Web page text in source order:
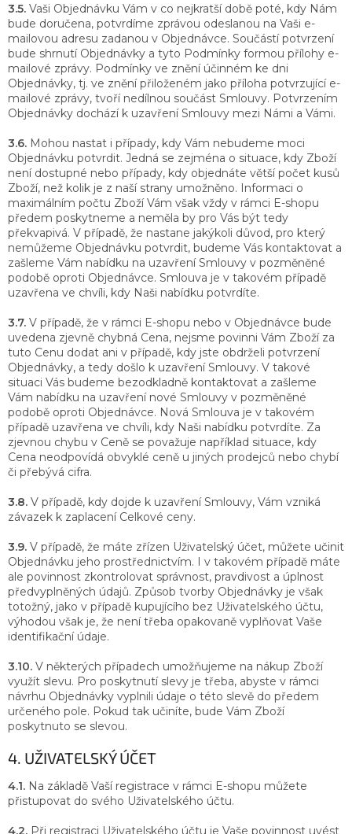
3.5. Vaši Objednávku Vám v co nejkratší době poté, kdy Nám
bude doručena, potvrdíme zprávou odeslanou na Vaši e-
mailovou adresu zadanou v Objednávce. Součástí potvrzení
bude shrnutí Objednávky a tyto Podmínky formou přílohy e-
mailové zprávy. Podmínky ve znění účinném ke dni
Objednávky, tj. ve znění přiloženém jako příloha potvrzující e-
mailové zprávy, tvoří nedílnou součást Smlouvy. Potvrzením
Objednávky dochází k uzavření Smlouvy mezi Námi a Vámi.
3.6. Mohou nastat i případy, kdy Vám nebudeme moci
Objednávku potvrdit. Jedná se zejména o situace, kdy Zboží
není dostupné nebo případy, kdy objednáte větší počet kusů
Zboží, než kolik je z naší strany umožněno. Informaci o
maximálním počtu Zboží Vám však vždy v rámci E-shopu
předem poskytneme a neměla by pro Vás být tedy
překvapivá. V případě, že nastane jakýkoli důvod, pro který
nemůžeme Objednávku potvrdit, budeme Vás kontaktovat a
zašleme Vám nabídku na uzavření Smlouvy v pozměněné
podobě oproti Objednávce. Smlouva je v takovém případě
uzavřena ve chvíli, kdy Naši nabídku potvrdíte.
3.7. V případě, že v rámci E-shopu nebo v Objednávce bude
uvedena zjevně chybná Cena, nejsme povinni Vám Zboží za
tuto Cenu dodat ani v případě, kdy jste obdrželi potvrzení
Objednávky, a tedy došlo k uzavření Smlouvy. V takové
situaci Vás budeme bezodkladně kontaktovat a zašleme
Vám nabídku na uzavření nové Smlouvy v pozměněné
podobě oproti Objednávce. Nová Smlouva je v takovém
případě uzavřena ve chvíli, kdy Naši nabídku potvrdíte. Za
zjevnou chybu v Ceně se považuje například situace, kdy
Cena neodpovídá obvyklé ceně u jiných prodejců nebo chybí
či přebývá cifra.
3.8. V případě, kdy dojde k uzavření Smlouvy, Vám vzniká
závazek k zaplacení Celkové ceny.
3.9. V případě, že máte zřízen Uživatelský účet, můžete učinit
Objednávku jeho prostřednictvím. I v takovém případě máte
ale povinnost zkontrolovat správnost, pravdivost a úplnost
předvyplněných údajů. Způsob tvorby Objednávky je však
totožný, jako v případě kupujícího bez Uživatelského účtu,
výhodou však je, že není třeba opakovaně vyplňovat Vaše
identifikační údaje.
3.10. V některých případech umožňujeme na nákup Zboží
využít slevu. Pro poskytnutí slevy je třeba, abyste v rámci
návrhu Objednávky vyplnili údaje o této slevě do předem
určeného pole. Pokud tak učiníte, bude Vám Zboží
poskytnuto se slevou.
4. UŽIVATELSKÝ ÚČET
4.1. Na základě Vaší registrace v rámci E-shopu můžete
přistupovat do svého Uživatelského účtu.
4.2. Při registraci Uživatelského účtu je Vaše povinnost uvést